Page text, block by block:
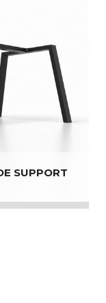
SUPPORT